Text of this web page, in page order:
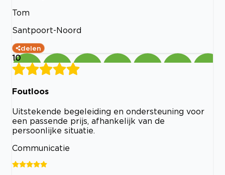
Tom
Santpoort-Noord
delen
10
Foutloos
Uitstekende begeleiding en ondersteuning voor
een passende prijs, afhankelijk van de
persoonlijke situatie.
Communicatie